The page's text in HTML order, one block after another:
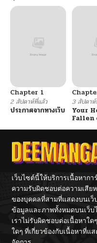
ตอนที่ 125
ตอนที่ 123
ตอนที่ 122
ตอนที่ 121
ตอนที่ 120
Chapter 1
2 สัปดาห์ที่แล้ว
ประกาศจากทางเว็บ
3 สัปดาห์
Your
Fallen
เว็บไซต์นี้ให้บริการเนื้อหาก
ความรับผิดชอบต่อความเสีย
ของบุคคลที่สามที่แสดงบนเว็
ข้อมูลและภาพทั้งหมดบนเว็บ
เราไม่รับผิดชอบต่อเนื้อหา
ใดๆ ที่เกี่ยวข้องกับเนื้อหาที่แ